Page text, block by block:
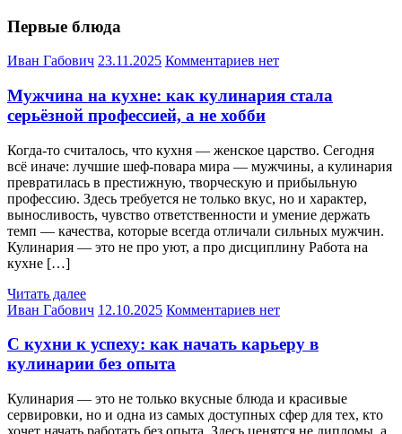
Первые блюда
Иван Габович 23.11.2025 Комментариев нет
Мужчина на кухне: как кулинария стала
серьёзной профессией, а не хобби
Когда-то считалось, что кухня — женское царство. Сегодня
всё иначе: лучшие шеф-повара мира — мужчины, а кулинария
превратилась в престижную, творческую и прибыльную
профессию. Здесь требуется не только вкус, но и характер,
выносливость, чувство ответственности и умение держать
темп — качества, которые всегда отличали сильных мужчин.
Кулинария — это не про уют, а про дисциплину Работа на
кухне […]
Читать далее
Иван Габович 12.10.2025 Комментариев нет
С кухни к успеху: как начать карьеру в
кулинарии без опыта
Кулинария — это не только вкусные блюда и красивые
сервировки, но и одна из самых доступных сфер для тех, кто